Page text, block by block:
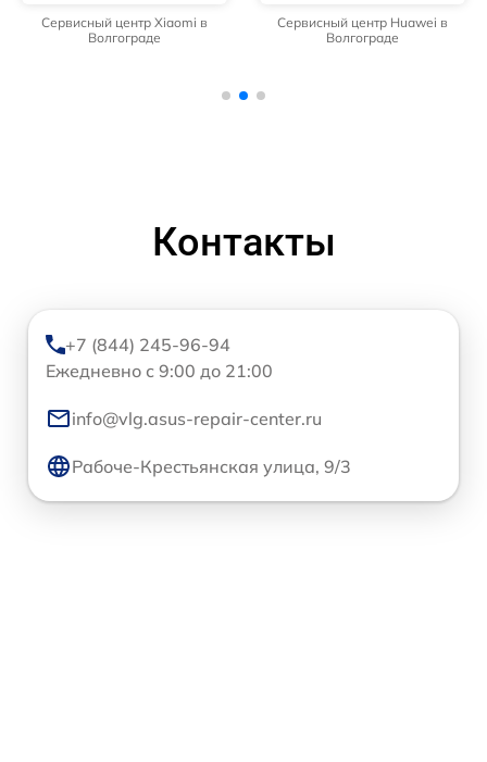
Сервисный центр Xiaomi в
Волгограде
Сервисный центр Huawei в
Волгограде
Контакты
+7 (844) 245-96-94
Ежедневно с 9:00 до 21:00
info@vlg.asus-repair-center.ru
Рабоче-Крестьянская улица, 9/3